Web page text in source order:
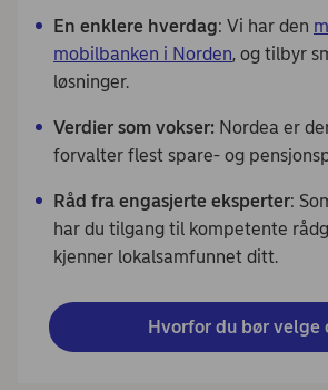
En enklere hverdag: Vi har den
mobilbanken i Norden, og tilbyr
løsninger.
Verdier som vokser: Nordea er
forvalter flest spare- og
Råd fra engasjerte eksperter:
har du tilgang til kompetente
kjenner lokalsamfunnet ditt.
Hvorfor du bør velge